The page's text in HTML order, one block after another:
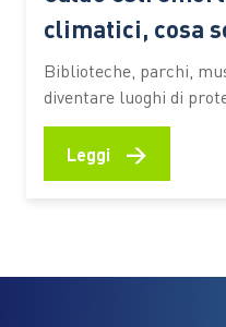
climatici, cosa
sempre più
Biblioteche, parchi,
diventare luoghi di
calore. Ecco come
quali benefici offrono
Leggi →